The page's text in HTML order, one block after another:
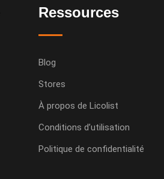
Ressources
Blog
Stores
À propos de Licolist
Conditions d’utilisation
Politique de confidentialité